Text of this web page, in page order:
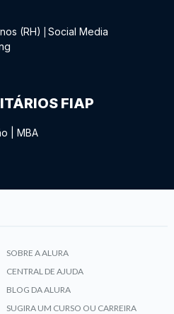
(RH)
Social Media
FIAP
MBA
SOBRE A ALURA
CENTRAL DE AJUDA
BLOG DA ALURA
SUGIRA UM CURSO OU CARREIRA